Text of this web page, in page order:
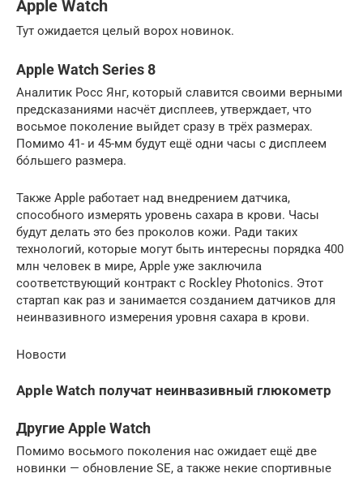
Apple Watch
Тут ожидается целый ворох новинок.
Apple Watch Series 8
Аналитик Росс Янг, который славится своими верными
предсказаниями насчёт дисплеев, утверждает, что
восьмое поколение выйдет сразу в трёх размерах.
Помимо 41- и 45-мм будут ещё одни часы с дисплеем
бóльшего размера.
Также Apple работает над внедрением датчика,
способного измерять уровень сахара в крови. Часы
будут делать это без проколов кожи. Ради таких
технологий, которые могут быть интересны порядка 400
млн человек в мире, Apple уже заключила
соответствующий контракт с Rockley Photonics. Этот
стартап как раз и занимается созданием датчиков для
неинвазивного измерения уровня сахара в крови.
Новости
Apple Watch получат неинвазивный глюкометр
Другие Apple Watch
Помимо восьмого поколения нас ожидает ещё две
новинки — обновление SE, а также некие спортивные